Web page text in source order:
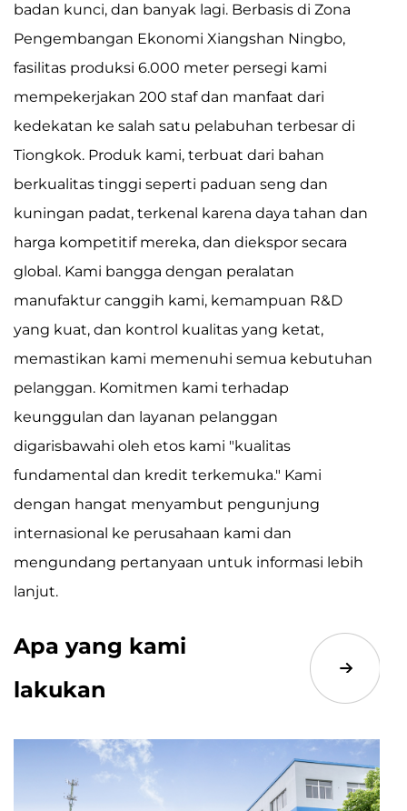
badan kunci, dan banyak lagi. Berbasis di Zona
Pengembangan Ekonomi Xiangshan Ningbo,
fasilitas produksi 6.000 meter persegi kami
mempekerjakan 200 staf dan manfaat dari
kedekatan ke salah satu pelabuhan terbesar di
Tiongkok. Produk kami, terbuat dari bahan
berkualitas tinggi seperti paduan seng dan
kuningan padat, terkenal karena daya tahan dan
harga kompetitif mereka, dan diekspor secara
global. Kami bangga dengan peralatan
manufaktur canggih kami, kemampuan R&D
yang kuat, dan kontrol kualitas yang ketat,
memastikan kami memenuhi semua kebutuhan
pelanggan. Komitmen kami terhadap
keunggulan dan layanan pelanggan
digarisbawahi oleh etos kami "kualitas
fundamental dan kredit terkemuka." Kami
dengan hangat menyambut pengunjung
internasional ke perusahaan kami dan
mengundang pertanyaan untuk informasi lebih
lanjut.
Apa yang kami
lakukan